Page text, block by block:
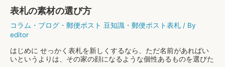
【早
表
つ
表札の素材の選び方
コラム ・ ブログ ・ 郵便ポスト 豆知識 ・ 郵便ポスト表札 / By
editor
はじめに せっかく表札を新しくするなら、ただ名前があればい
いというよりは、その家の顔になるような個性あるものを選びた